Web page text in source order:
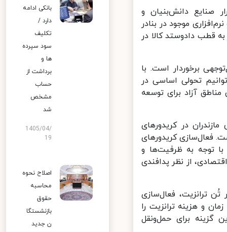
دانش‌بنیان و
موجود در بنادر
قطب دادوستد کالا در
برخوردار است. با
تحولی اساسی در
آزاد برای توسعه
در کریدورهای
فعال‌سازی کریدورهای
توجه به ظرفیت‌ها و
از نظر پدافندی
ارزی حدود 130 تا 150 دلار در هر تُن ترانزیت، فعال‌سازی
و هزینه ترانزیت را
برای حمل‌ونقل
بانکی ادامه
دارد /
تکلیف
سود سپرده
ها و
برداشت از
حساب
مشخص
شد
1405/04/
19
اصلاح نحوه
محاسبه
حقوق
بازنشستگا
ن جدید